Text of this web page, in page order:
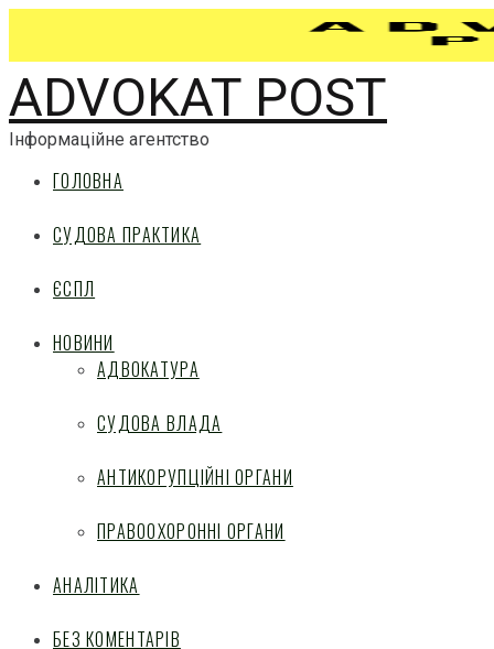
ADVOKAT POST
Інформаційне агентство
ГОЛОВНА
СУДОВА ПРАКТИКА
ЄСПЛ
НОВИНИ
АДВОКАТУРА
СУДОВА ВЛАДА
АНТИКОРУПЦІЙНІ ОРГАНИ
ПРАВООХОРОННІ ОРГАНИ
АНАЛІТИКА
БЕЗ КОМЕНТАРІВ